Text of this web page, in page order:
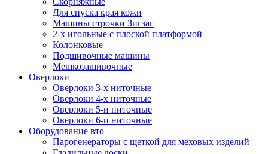
Для спуска края кожи
Машины строчки Зигзаг
2-х игольные с плоской платформой
Колонковые
Подшивочные машины
Мешкозашивочные
Оверлоки
Оверлоки 3-х ниточные
Оверлоки 4-х ниточные
Оверлоки 5-и ниточные
Оверлоки 6-и ниточные
Оборудование вто
Парогенераторы с щеткой для меховых изделий